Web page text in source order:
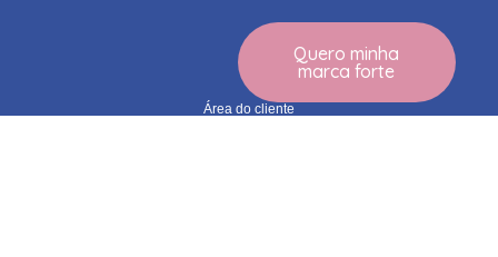
Quero minha
marca forte
Área do cliente